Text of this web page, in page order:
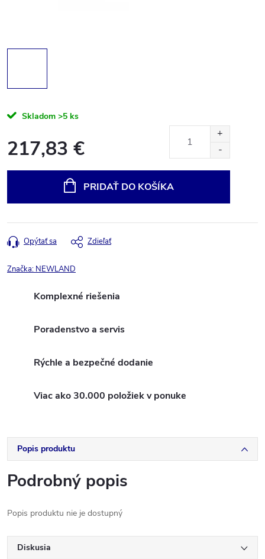
Skladom >5 ks
217,83 €
PRIDAŤ DO KOŠÍKA
Opýtať sa Zdieľať
Značka: NEWLAND
Komplexné riešenia
Poradenstvo a servis
Rýchle a bezpečné dodanie
Viac ako 30.000 položiek v ponuke
Popis produktu
Podrobný popis
Popis produktu nie je dostupný
Diskusia